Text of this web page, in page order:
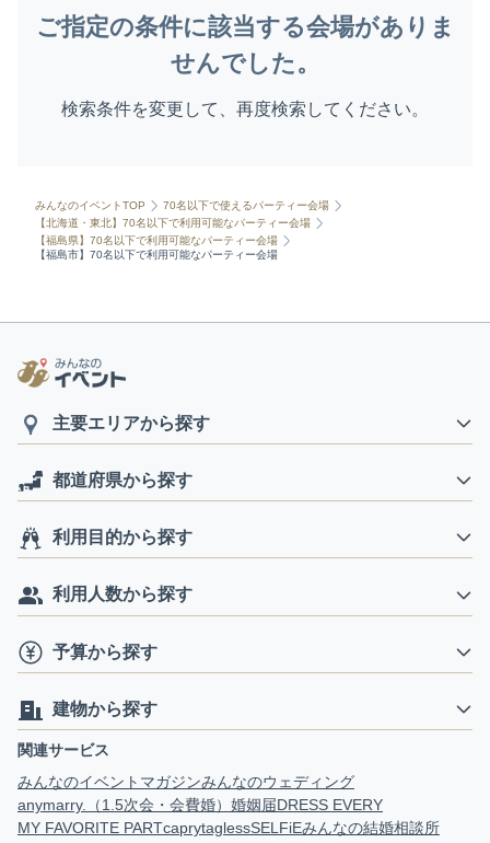
ご指定の条件に該当する会場がありま
せんでした。
検索条件を変更して、再度検索してください。
みんなのイベントTOP
70名以下で使えるパーティー会場
【北海道・東北】70名以下で利用可能なパーティー会場
【福島県】70名以下で利用可能なパーティー会場
【福島市】70名以下で利用可能なパーティー会場
主要エリアから探す
都道府県から探す
利用目的から探す
利用人数から探す
予算から探す
建物から探す
関連サービス
みんなのイベントマガジンみんなのウェディング
anymarry.（1.5次会・会費婚） 婚姻届DRESS EVERY
MY FAVORITE PARTcaprytaglessSELFiEみんなの結婚相談所